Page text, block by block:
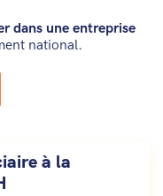
dans une entreprise
national.
à la